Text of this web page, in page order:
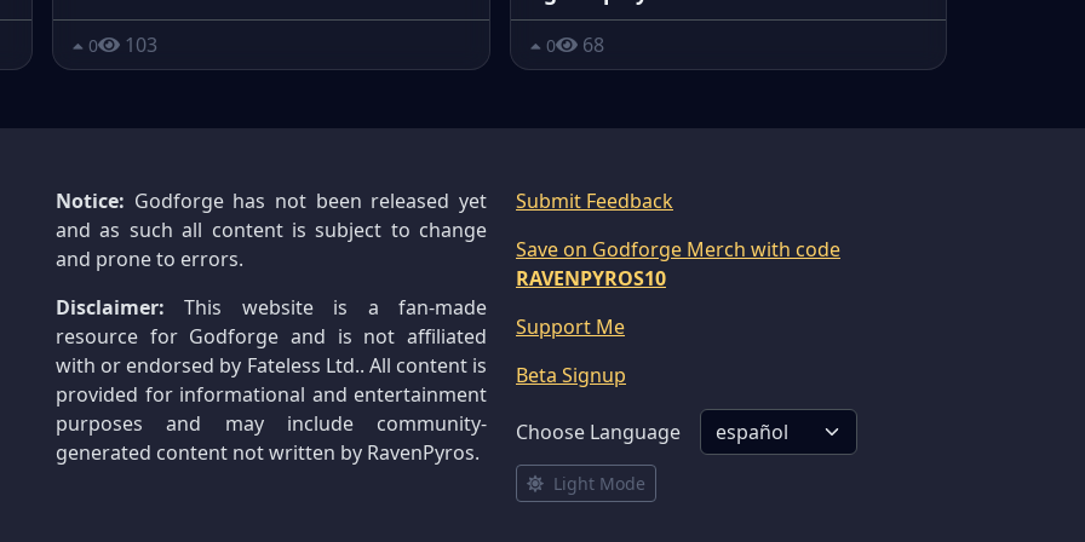
0 103 0 68
Notice: Godforge has not been released yet
and as such all content is subject to change
and prone to errors.
Disclaimer: This website is a fan-made
resource for Godforge and is not affiliated
with or endorsed by Fateless Ltd.. All content is
provided for informational and entertainment
purposes and may include community-
generated content not written by RavenPyros.
Submit Feedback
Save on Godforge Merch with code
RAVENPYROS10
Support Me
Beta Signup
Choose Language
Light Mode